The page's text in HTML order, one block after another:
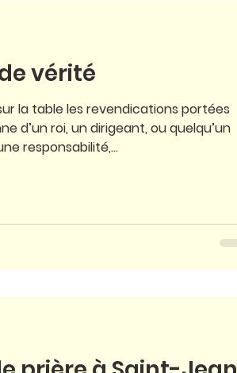
vérité
la table les revendications portées
d’un roi, un dirigeant, ou quelqu’un
responsabilité,...